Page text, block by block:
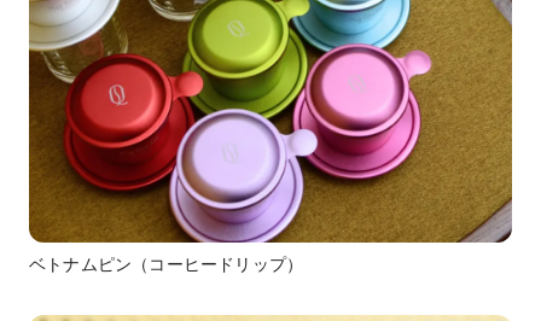
ベトナムピン（コーヒードリップ）